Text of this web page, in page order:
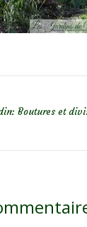
Boutures et